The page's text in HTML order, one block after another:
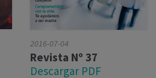
2016-07-04
Revista Nº 37
Descargar PDF